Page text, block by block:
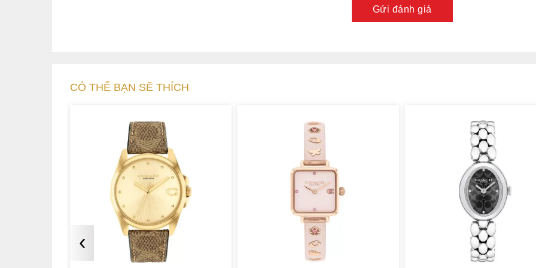
Gửi đánh giá
CÓ THỂ BẠN SẼ THÍCH
‹